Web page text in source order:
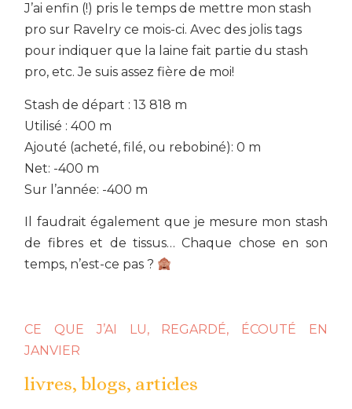
J’ai enfin (!) pris le temps de mettre mon stash
pro sur Ravelry ce mois-ci. Avec des jolis tags
pour indiquer que la laine fait partie du stash
pro, etc. Je suis assez fière de moi!
Stash de départ : 13 818 m
Utilisé : 400 m
Ajouté (acheté, filé, ou rebobiné): 0 m
Net: -400 m
Sur l’année: -400 m
Il faudrait également que je mesure mon stash
de fibres et de tissus… Chaque chose en son
temps, n’est-ce pas ?
CE QUE J’AI LU, REGARDÉ, ÉCOUTÉ EN
JANVIER
livres, blogs, articles